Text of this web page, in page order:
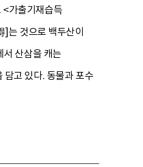
<가출기재습득
는 것으로 백두산이
산삼을 캐는
고 있다. 동물과 포수